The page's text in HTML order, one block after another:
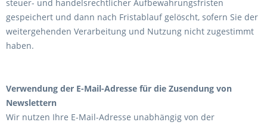
steuer- und handelsrechtlicher Aufbewahrungsfristen
gespeichert und dann nach Fristablauf gelöscht, sofern Sie der
weitergehenden Verarbeitung und Nutzung nicht zugestimmt
haben.
Verwendung der E-Mail-Adresse für die Zusendung von
Newslettern
Wir nutzen Ihre E-Mail-Adresse unabhängig von der